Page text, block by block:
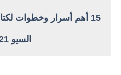
15 أهم أسرار وخطوات
السيو 2021